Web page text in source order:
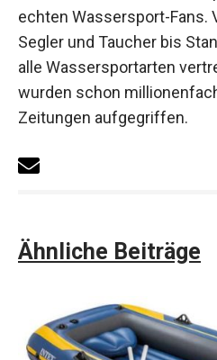
echten Wassersport-Fans.
Segler und Taucher bis
alle Wassersportarten
wurden schon
Zeitungen aufgegriffen.
Ähnliche Beiträge